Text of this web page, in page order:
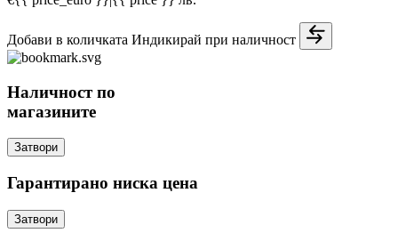
Добави в количката Индикирай при наличност
Наличност по
магазините
Затвори
Гарантирано ниска цена
Затвори